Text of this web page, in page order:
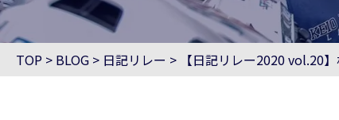
TOP > BLOG > 日記リレー > 【日記リレー2020 vol.20